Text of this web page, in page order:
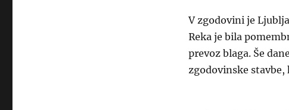
V zgodovini je
Reka je bila
prevoz blaga. Še
zgodovinske